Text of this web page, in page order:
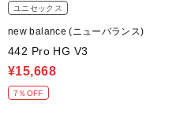
ユニセックス
new balance (ニューバランス)
442 Pro HG V3
¥15,668
7％OFF